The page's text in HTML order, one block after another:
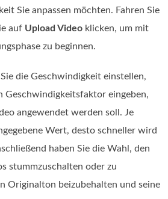
Sie anpassen möchten. Fahren Sie
auf Upload Video klicken, um mit
zu beginnen.
die Geschwindigkeit einstellen,
Geschwindigkeitsfaktor eingeben,
angewendet werden soll. Je
Wert, desto schneller wird
haben Sie die Wahl, den
stummzuschalten oder zu
Originalton beizubehalten und seine